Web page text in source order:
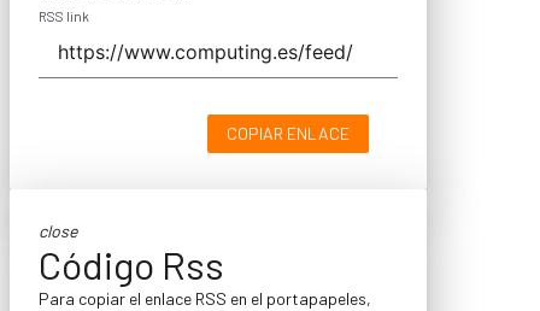
RSS link
COPIAR ENLACE
close
Código Rss
Para copiar el enlace RSS en el portapapeles,